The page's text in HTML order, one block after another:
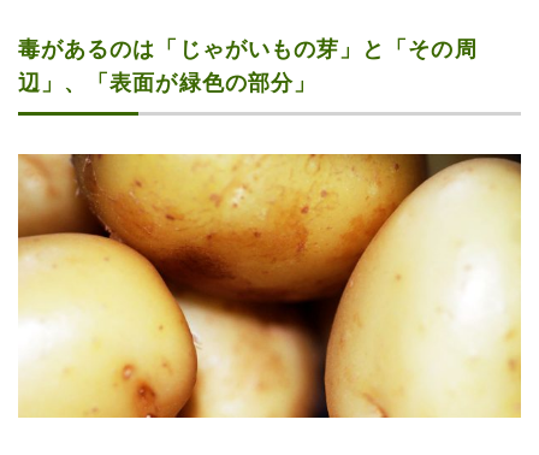
毒があるのは「じゃがいもの芽」と「その周
辺」、「表面が緑色の部分」